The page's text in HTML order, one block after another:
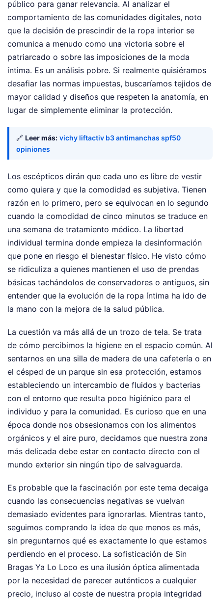
público para ganar relevancia. Al analizar el
comportamiento de las comunidades digitales, noto
que la decisión de prescindir de la ropa interior se
comunica a menudo como una victoria sobre el
patriarcado o sobre las imposiciones de la moda
íntima. Es un análisis pobre. Si realmente quisiéramos
desafiar las normas impuestas, buscaríamos tejidos de
mayor calidad y diseños que respeten la anatomía, en
lugar de simplemente eliminar la protección.
🔗 Leer más: vichy liftactiv b3 antimanchas spf50
opiniones
Los escépticos dirán que cada uno es libre de vestir
como quiera y que la comodidad es subjetiva. Tienen
razón en lo primero, pero se equivocan en lo segundo
cuando la comodidad de cinco minutos se traduce en
una semana de tratamiento médico. La libertad
individual termina donde empieza la desinformación
que pone en riesgo el bienestar físico. He visto cómo
se ridiculiza a quienes mantienen el uso de prendas
básicas tachándolos de conservadores o antiguos, sin
entender que la evolución de la ropa íntima ha ido de
la mano con la mejora de la salud pública.
La cuestión va más allá de un trozo de tela. Se trata
de cómo percibimos la higiene en el espacio común. Al
sentarnos en una silla de madera de una cafetería o en
el césped de un parque sin esa protección, estamos
estableciendo un intercambio de fluidos y bacterias
con el entorno que resulta poco higiénico para el
individuo y para la comunidad. Es curioso que en una
época donde nos obsesionamos con los alimentos
orgánicos y el aire puro, decidamos que nuestra zona
más delicada debe estar en contacto directo con el
mundo exterior sin ningún tipo de salvaguarda.
Es probable que la fascinación por este tema decaiga
cuando las consecuencias negativas se vuelvan
demasiado evidentes para ignorarlas. Mientras tanto,
seguimos comprando la idea de que menos es más,
sin preguntarnos qué es exactamente lo que estamos
perdiendo en el proceso. La sofisticación de Sin
Bragas Ya Lo Loco es una ilusión óptica alimentada
por la necesidad de parecer auténticos a cualquier
precio, incluso al coste de nuestra propia integridad